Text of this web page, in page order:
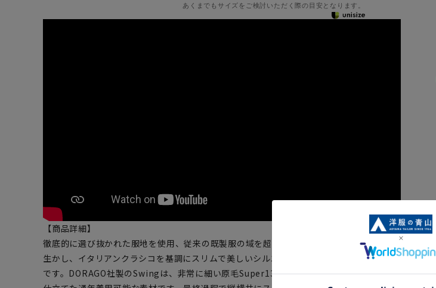
あくまでもサイズをご検討いただく際の目安となります。
【商品詳細】
徹底的に選び抜かれた服地を使用、従来の既製服の域を超えたハンドメイドの縫製技術を
生かし、イタリアンクラシコを基調にスリムで美しいシルエットを追求した最高級スーツ
です。DORAGO社製のSwingは、非常に細い原毛Super130's原料を用い、2×1綾織りに